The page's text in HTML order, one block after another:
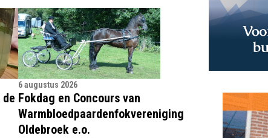
6 augustus 2026
Fokdag en Concours van
Warmbloedpaardenfokvereniging
Oldebroek e.o.